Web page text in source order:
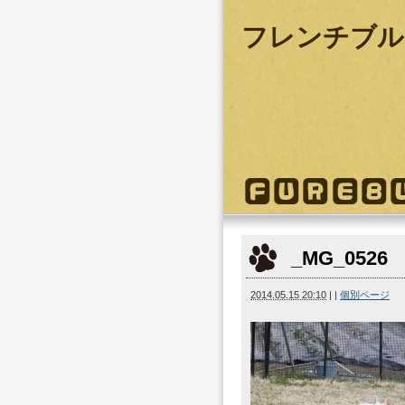
フレンチブ
_MG_0526
2014.05.15 20:10 | | 個別ページ